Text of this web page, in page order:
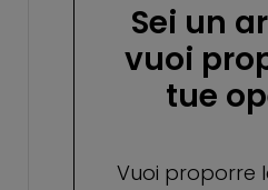
Sei un
vuoi
tue
Vuoi proporre